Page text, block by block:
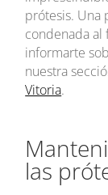
prótesis. Una
condenada al
informarte
nuestra
Vitoria.
las